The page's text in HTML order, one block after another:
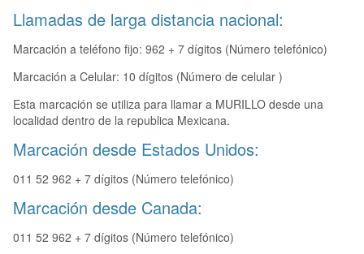
Llamadas de larga distancia nacional:
Marcación a teléfono fijo: 962 + 7 dígitos (Número telefónico)
Marcación a Celular: 10 dígitos (Número de celular )
Esta marcación se utiliza para llamar a MURILLO desde una
localidad dentro de la republica Mexicana.
Marcación desde Estados Unidos:
011 52 962 + 7 dígitos (Número telefónico)
Marcación desde Canada:
011 52 962 + 7 dígitos (Número telefónico)